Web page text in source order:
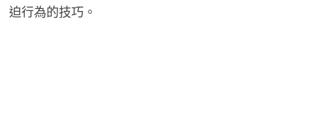
迫行為的技巧。